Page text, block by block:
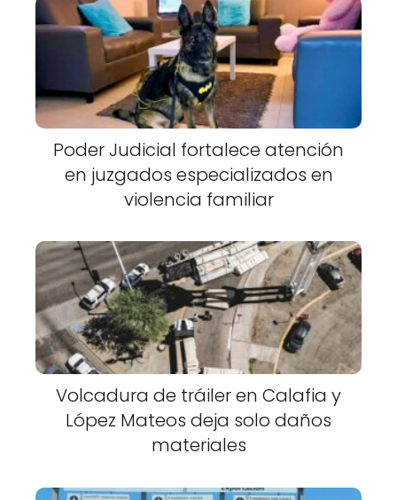
Poder Judicial fortalece atención
en juzgados especializados en
violencia familiar
Volcadura de tráiler en Calafia y
López Mateos deja solo daños
materiales